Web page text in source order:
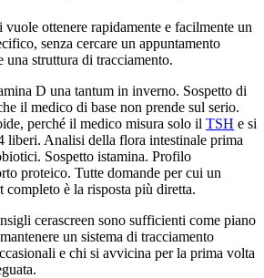
vuole ottenere rapidamente e facilmente un
senza cercare un appuntamento
una struttura di tracciamento.
D una tantum in inverno. Sospetto di
il medico di base non prende sul serio.
perché il medico misura solo il TSH e si
liberi. Analisi della flora intestinale prima
Sospetto istamina. Profilo
proteico. Tutte domande per cui un
è la risposta più diretta.
cerascreen sono sufficienti come piano
un sistema di tracciamento
e chi si avvicina per la prima volta